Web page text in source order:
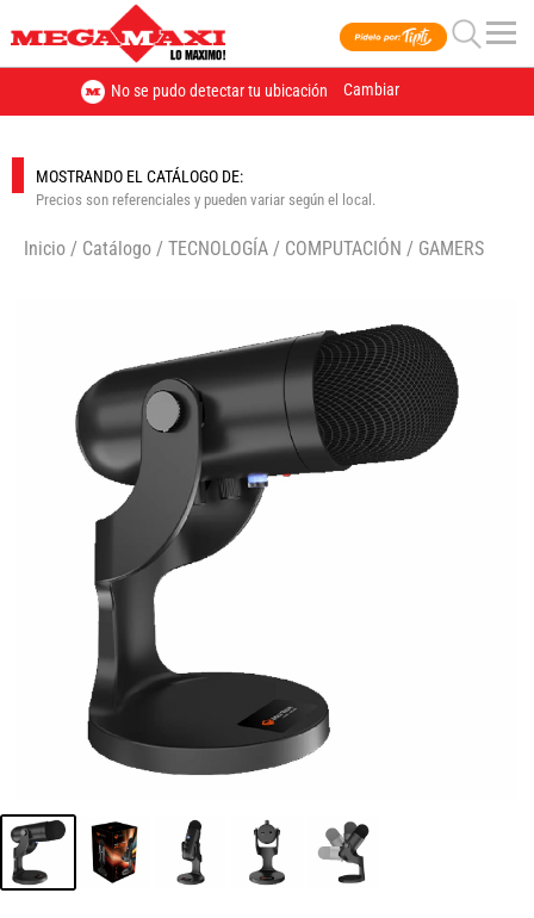
No se pudo detectar tu ubicación Cambiar
MOSTRANDO EL CATÁLOGO DE:
Precios son referenciales y pueden variar según el local.
Inicio / Catálogo / TECNOLOGÍA / COMPUTACIÓN / GAMERS